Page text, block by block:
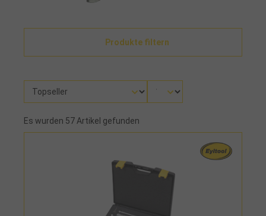
Produkte filtern
Es wurden 57 Artikel gefunden